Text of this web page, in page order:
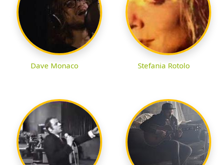
Dave Monaco Stefania Rotolo